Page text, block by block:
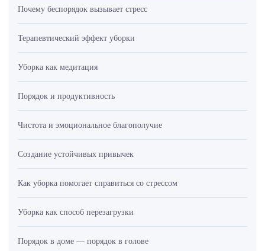
Почему беспорядок вызывает стресс
Терапевтический эффект уборки
Уборка как медитация
Порядок и продуктивность
Чистота и эмоциональное благополучие
Создание устойчивых привычек
Как уборка помогает справиться со стрессом
Уборка как способ перезагрузки
Порядок в доме — порядок в голове